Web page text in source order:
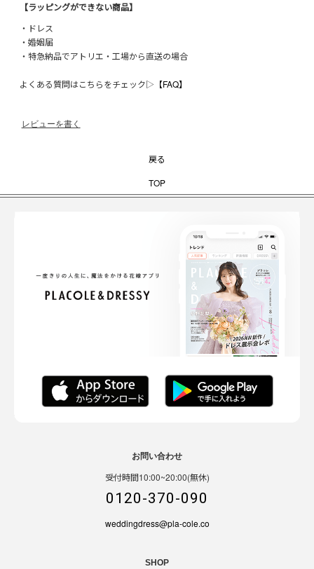
【ラッピングができない商品】
・ドレス
・婚姻届
・特急納品でアトリエ・工場から直送の場合
よくある質問はこちらをチェック▷ 【FAQ】
レビューを書く
戻る
TOP
お問い合わせ
受付時間10:00~20:00(無休)
0120-370-090
weddingdress@pla-cole.co
SHOP